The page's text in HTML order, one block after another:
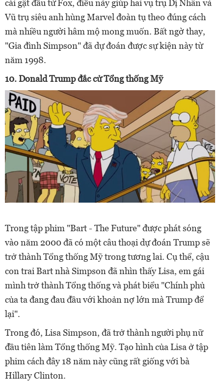
cái gật đầu từ Fox, điều này giúp hai vụ trụ Dị Nhân và
Vũ trụ siêu anh hùng Marvel đoàn tụ theo đúng cách
mà nhiều người hâm mộ mong muốn. Bất ngờ thay,
"Gia đình Simpson" đã dự đoán được sự kiện này từ
năm 1998.
10.Donald Trump đắc cử Tổng thống Mỹ
Trong tập phim "Bart - The Future" được phát sóng
vào năm 2000 đã có một câu thoại dự đoán Trump sẽ
trở thành Tổng thống Mỹ trong tương lai. Cụ thể, cậu
con trai Bart nhà Simpson đã nhìn thấy Lisa, em gái
mình trở thành Tổng thống và phát biểu "Chính phủ
của ta đang đau đầu với khoản nợ lớn mà Trump để
lại".
Trong đó, Lisa Simpson, đã trở thành người phụ nữ
đầu tiên làm Tổng thống Mỹ. Tạo hình của Lisa ở tập
phim cách đây 18 năm này cũng rất giống với bà
Hillary Clinton.